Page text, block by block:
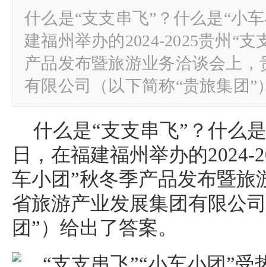
什么是“支支串飞”？什么是“小
建福州举办的2024-2025贵州“支
产品发布暨旅游业务洽谈会上
有限公司（以下简称“贵旅集团
什么是“支支串飞”？什么
日，在福建福州举办的2024-
车小团”秋冬季产品发布暨旅
省旅游产业发展集团有限公
团”）给出了答案。